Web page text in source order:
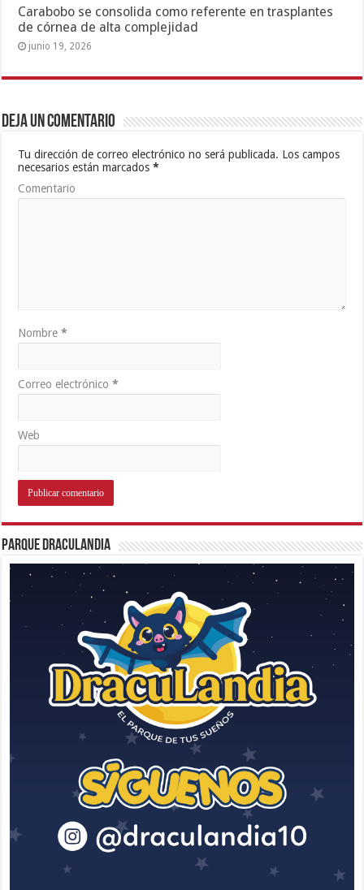
Carabobo se consolida como referente en trasplantes
de córnea de alta complejidad
junio 19, 2026
Deja un comentario
Tu dirección de correo electrónico no será publicada. Los campos
necesarios están marcados*
Comentario
Nombre*
Correo electrónico*
Web
Parque Draculandia